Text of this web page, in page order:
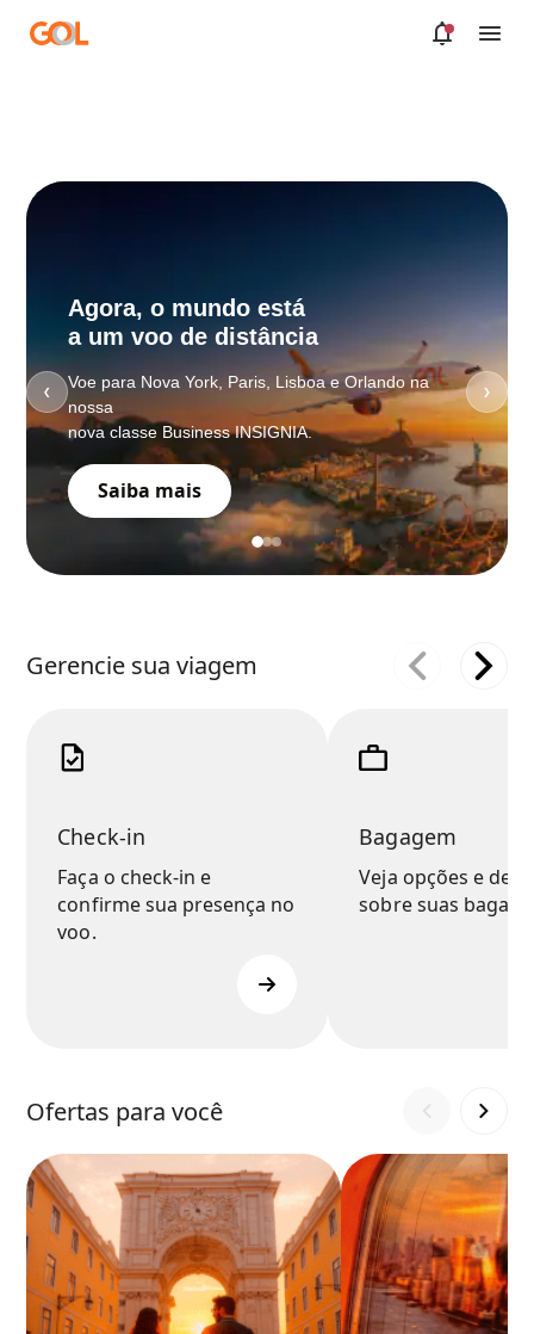
Pular para o Conteúdo principal
❮
Agora, o mundo está
a um voo de distância
Voe para Nova York, Paris, Lisboa e Orlando na
nossa
nova classe Business INSIGNIA.
Saiba mais
Escolha
❯
Gerencie sua viagem
Check-in
Faça o check-in e
confirme sua presença no
voo.
Bagagem
Veja opções e
sobre suas
Ofertas para você